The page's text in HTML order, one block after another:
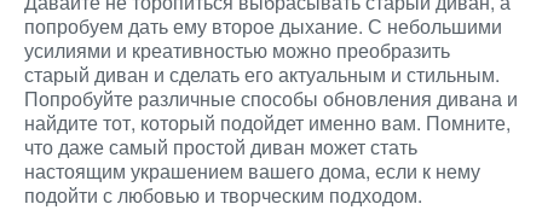
попробуем дать ему второе дыхание. С небольшими
усилиями и креативностью можно преобразить
старый диван и сделать его актуальным и стильным.
Попробуйте различные способы обновления дивана и
найдите тот, который подойдет именно вам. Помните,
что даже самый простой диван может стать
настоящим украшением вашего дома, если к нему
подойти с любовью и творческим подходом.